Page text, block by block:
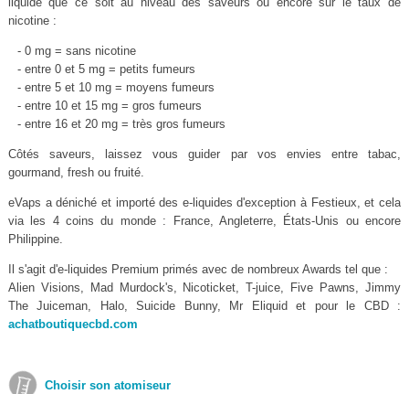
nicotine :
- 0 mg = sans nicotine
- entre 0 et 5 mg = petits fumeurs
- entre 5 et 10 mg = moyens fumeurs
- entre 10 et 15 mg = gros fumeurs
- entre 16 et 20 mg = très gros fumeurs
Côtés saveurs, laissez vous guider par vos envies entre tabac,
gourmand, fresh ou fruité.
eVaps a déniché et importé des e-liquides d'exception à Festieux, et cela
via les 4 coins du monde : France, Angleterre, États-Unis ou encore
Philippine.
Il s'agit d'e-liquides Premium primés avec de nombreux Awards tel que :
Alien Visions, Mad Murdock's, Nicoticket, T-juice, Five Pawns, Jimmy
The Juiceman, Halo, Suicide Bunny, Mr Eliquid et pour le CBD :
achatboutiquecbd.com
Choisir son atomiseur